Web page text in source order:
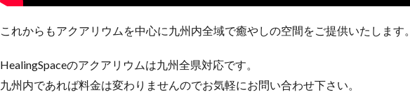
これからもアクアリウムを中心に九州内全域で癒やしの空間をご提供いたします。
HealingSpaceのアクアリウムは九州全県対応です。
九州内であれば料金は変わりませんのでお気軽にお問い合わせ下さい。